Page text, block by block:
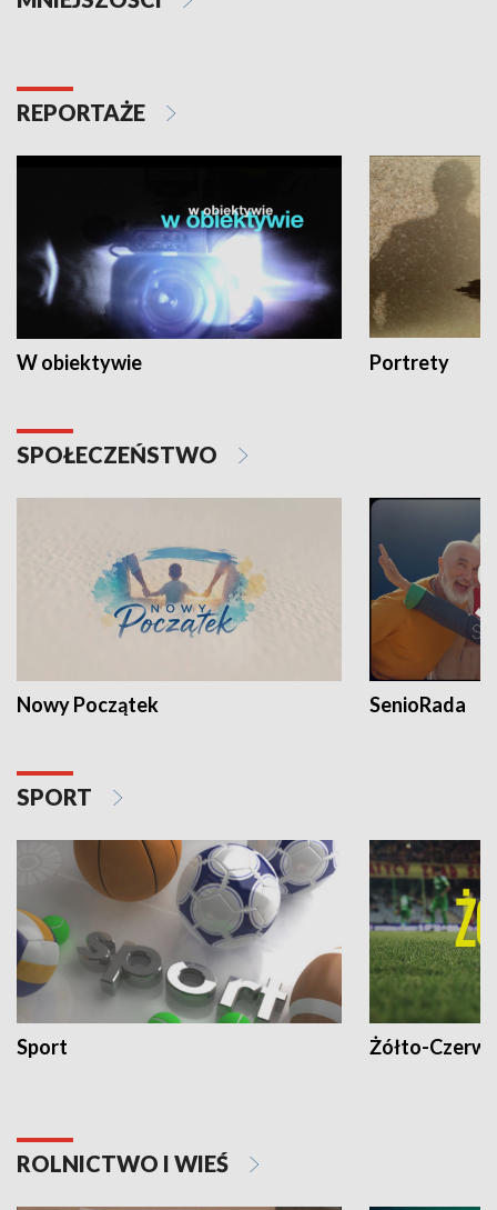
REPORTAŻE
W obiektywie Portrety
SPOŁECZEŃSTWO
Nowy Początek SenioRada
SPORT
Sport Żółto-
ROLNICTWO I WIEŚ